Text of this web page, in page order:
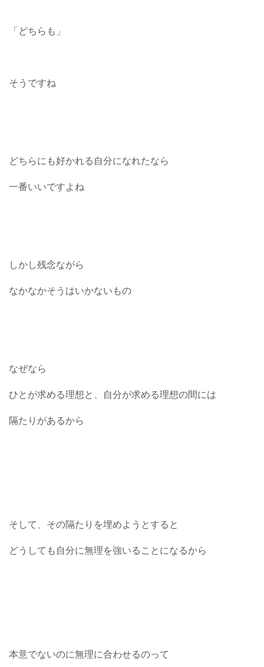
「どちらも」
そうですね
どちらにも好かれる自分になれたなら
一番いいですよね
しかし残念ながら
なかなかそうはいかないもの
なぜなら
ひとが求める理想と、自分が求める理想の間には
隔たりがあるから
そして、その隔たりを埋めようとすると
どうしても自分に無理を強いることになるから
本意でないのに無理に合わせるのって